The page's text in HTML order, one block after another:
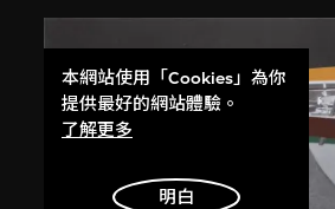
本網站使用「Cookies」為你
提供最好的網站體驗。
了解更多
明白